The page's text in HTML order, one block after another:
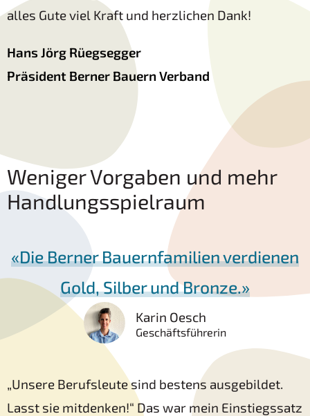
alles Gute viel Kraft und herzlichen Dank!
Hans Jörg Rüegsegger
Präsident Berner Bauern Verband
Weniger Vorgaben und mehr
Handlungsspielraum
Die Berner Bauernfamilien verdienen
Gold, Silber und Bronze.
Karin Oesch
Geschäftsführerin
„Unsere Berufsleute sind bestens ausgebildet.
Lasst sie mitdenken!“ Das war mein Einstiegssatz